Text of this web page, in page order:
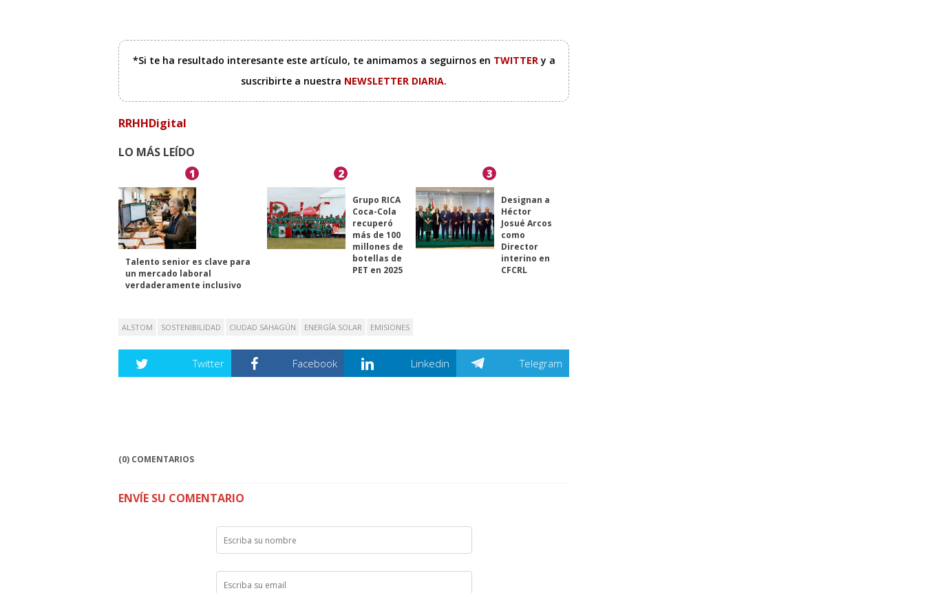
*Si te ha resultado interesante este artículo, te animamos a seguirnos en TWITTERy a
suscribirte a nuestra NEWSLETTER DIARIA.
RRHHDigital
LO MÁS LEÍDO
1
Talento senior es clave para
un mercado laboral
verdaderamente inclusivo
2
Grupo RICA
Coca-Cola
recuperó
más de 100
millones de
botellas de
PET en 2025
3
Designan a
Héctor
Josué Arcos
como
Director
interino en
CFCRL
ALSTOM SOSTENIBILIDAD CIUDAD SAHAGÚN ENERGÍA SOLAR EMISIONES
Twitter Facebook Linkedin Telegram
(0) COMENTARIOS
ENVÍE SU COMENTARIO